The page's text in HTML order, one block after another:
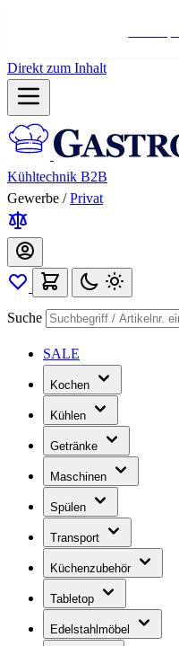
Direkt zum Inhalt
Kühltechnik B2B
Gewerbe / Privat
Suche
SALE
Kochen
Kühlen
Getränke
Maschinen
Spülen
Transport
Küchenzubehör
Tabletop
Edelstahlmöbel